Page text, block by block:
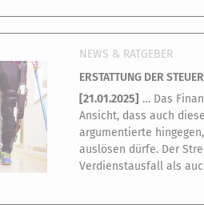
NEWS & RATGEBER
ERSTATTUNG DER
[21.01.2025] … Das
Ansicht, dass auch diese
argumentierte
auslösen dürfe. Der
Verdienstausfall als